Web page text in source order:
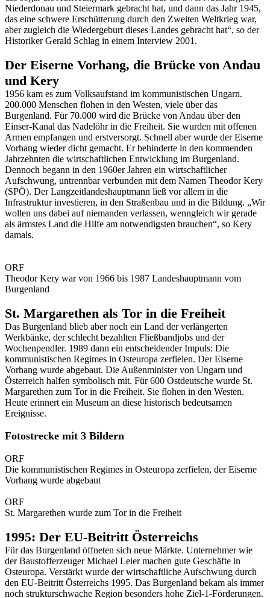
Niederdonau und Steiermark gebracht hat, und dann das Jahr 1945,
das eine schwere Erschütterung durch den Zweiten Weltkrieg war,
aber zugleich die Wiedergeburt dieses Landes gebracht hat“, so der
Historiker Gerald Schlag in einem Interview 2001.
Der Eiserne Vorhang, die Brücke von Andau
und Kery
1956 kam es zum Volksaufstand im kommunistischen Ungarn.
200.000 Menschen flohen in den Westen, viele über das
Burgenland. Für 70.000 wird die Brücke von Andau über den
Einser-Kanal das Nadelöhr in die Freiheit. Sie wurden mit offenen
Armen empfangen und erstversorgt. Schnell aber wurde der Eiserne
Vorhang wieder dicht gemacht. Er behinderte in den kommenden
Jahrzehnten die wirtschaftlichen Entwicklung im Burgenland.
Dennoch begann in den 1960er Jahren ein wirtschaftlicher
Aufschwung, untrennbar verbunden mit dem Namen Theodor Kery
(SPÖ). Der Langzeitlandeshauptmann ließ vor allem in die
Infrastruktur investieren, in den Straßenbau und in die Bildung. „Wir
wollen uns dabei auf niemanden verlassen, wenngleich wir gerade
als ärmstes Land die Hilfe am notwendigsten brauchen“, so Kery
damals.
ORF
Theodor Kery war von 1966 bis 1987 Landeshauptmann vom
Burgenland
St. Margarethen als Tor in die Freiheit
Das Burgenland blieb aber noch ein Land der verlängerten
Werkbänke, der schlecht bezahlten Fließbandjobs und der
Wochenpendler. 1989 dann ein entscheidender Impuls: Die
kommunistischen Regimes in Osteuropa zerfielen. Der Eiserne
Vorhang wurde abgebaut. Die Außenminister von Ungarn und
Österreich halfen symbolisch mit. Für 600 Ostdeutsche wurde St.
Margarethen zum Tor in die Freiheit. Sie flohen in den Westen.
Heute erinnert ein Museum an diese historisch bedeutsamen
Ereignisse.
Fotostrecke mit 3 Bildern
ORF
Die kommunistischen Regimes in Osteuropa zerfielen, der Eiserne
Vorhang wurde abgebaut
ORF
St. Margarethen wurde zum Tor in die Freiheit
1995: Der EU-Beitritt Österreichs
Für das Burgenland öffneten sich neue Märkte. Unternehmer wie
der Baustofferzeuger Michael Leier machen gute Geschäfte in
Osteuropa. Verstärkt wurde der wirtschaftliche Aufschwung durch
den EU-Beitritt Österreichs 1995. Das Burgenland bekam als immer
noch strukturschwache Region besonders hohe Ziel-1-Förderungen.